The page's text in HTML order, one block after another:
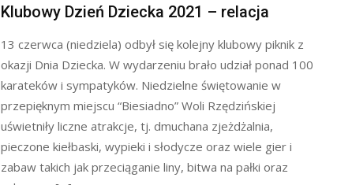
Klubowy Dzień Dziecka 2021 – relacja
13 czerwca (niedziela) odbył się kolejny klubowy piknik z
okazji Dnia Dziecka. W wydarzeniu brało udział ponad 100
karateków i sympatyków. Niedzielne świętowanie w
przepięknym miejscu “Biesiadno” Woli Rzędzińskiej
uświetniły liczne atrakcje, tj. dmuchana zjeżdżalnia,
pieczone kiełbaski, wypieki i słodycze oraz wiele gier i
zabaw takich jak przeciąganie liny, bitwa na pałki oraz